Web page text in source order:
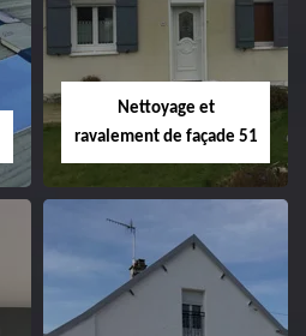
velux 51
Nettoyage et
ravalement de façade 51
Nettoyage et